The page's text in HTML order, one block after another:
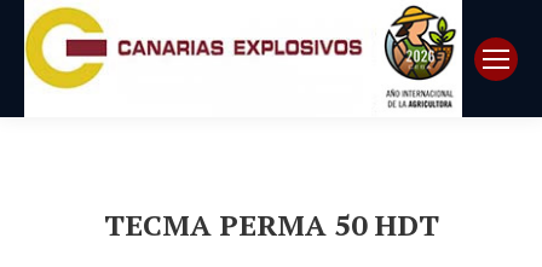
TECMA PERMA 50 HDT